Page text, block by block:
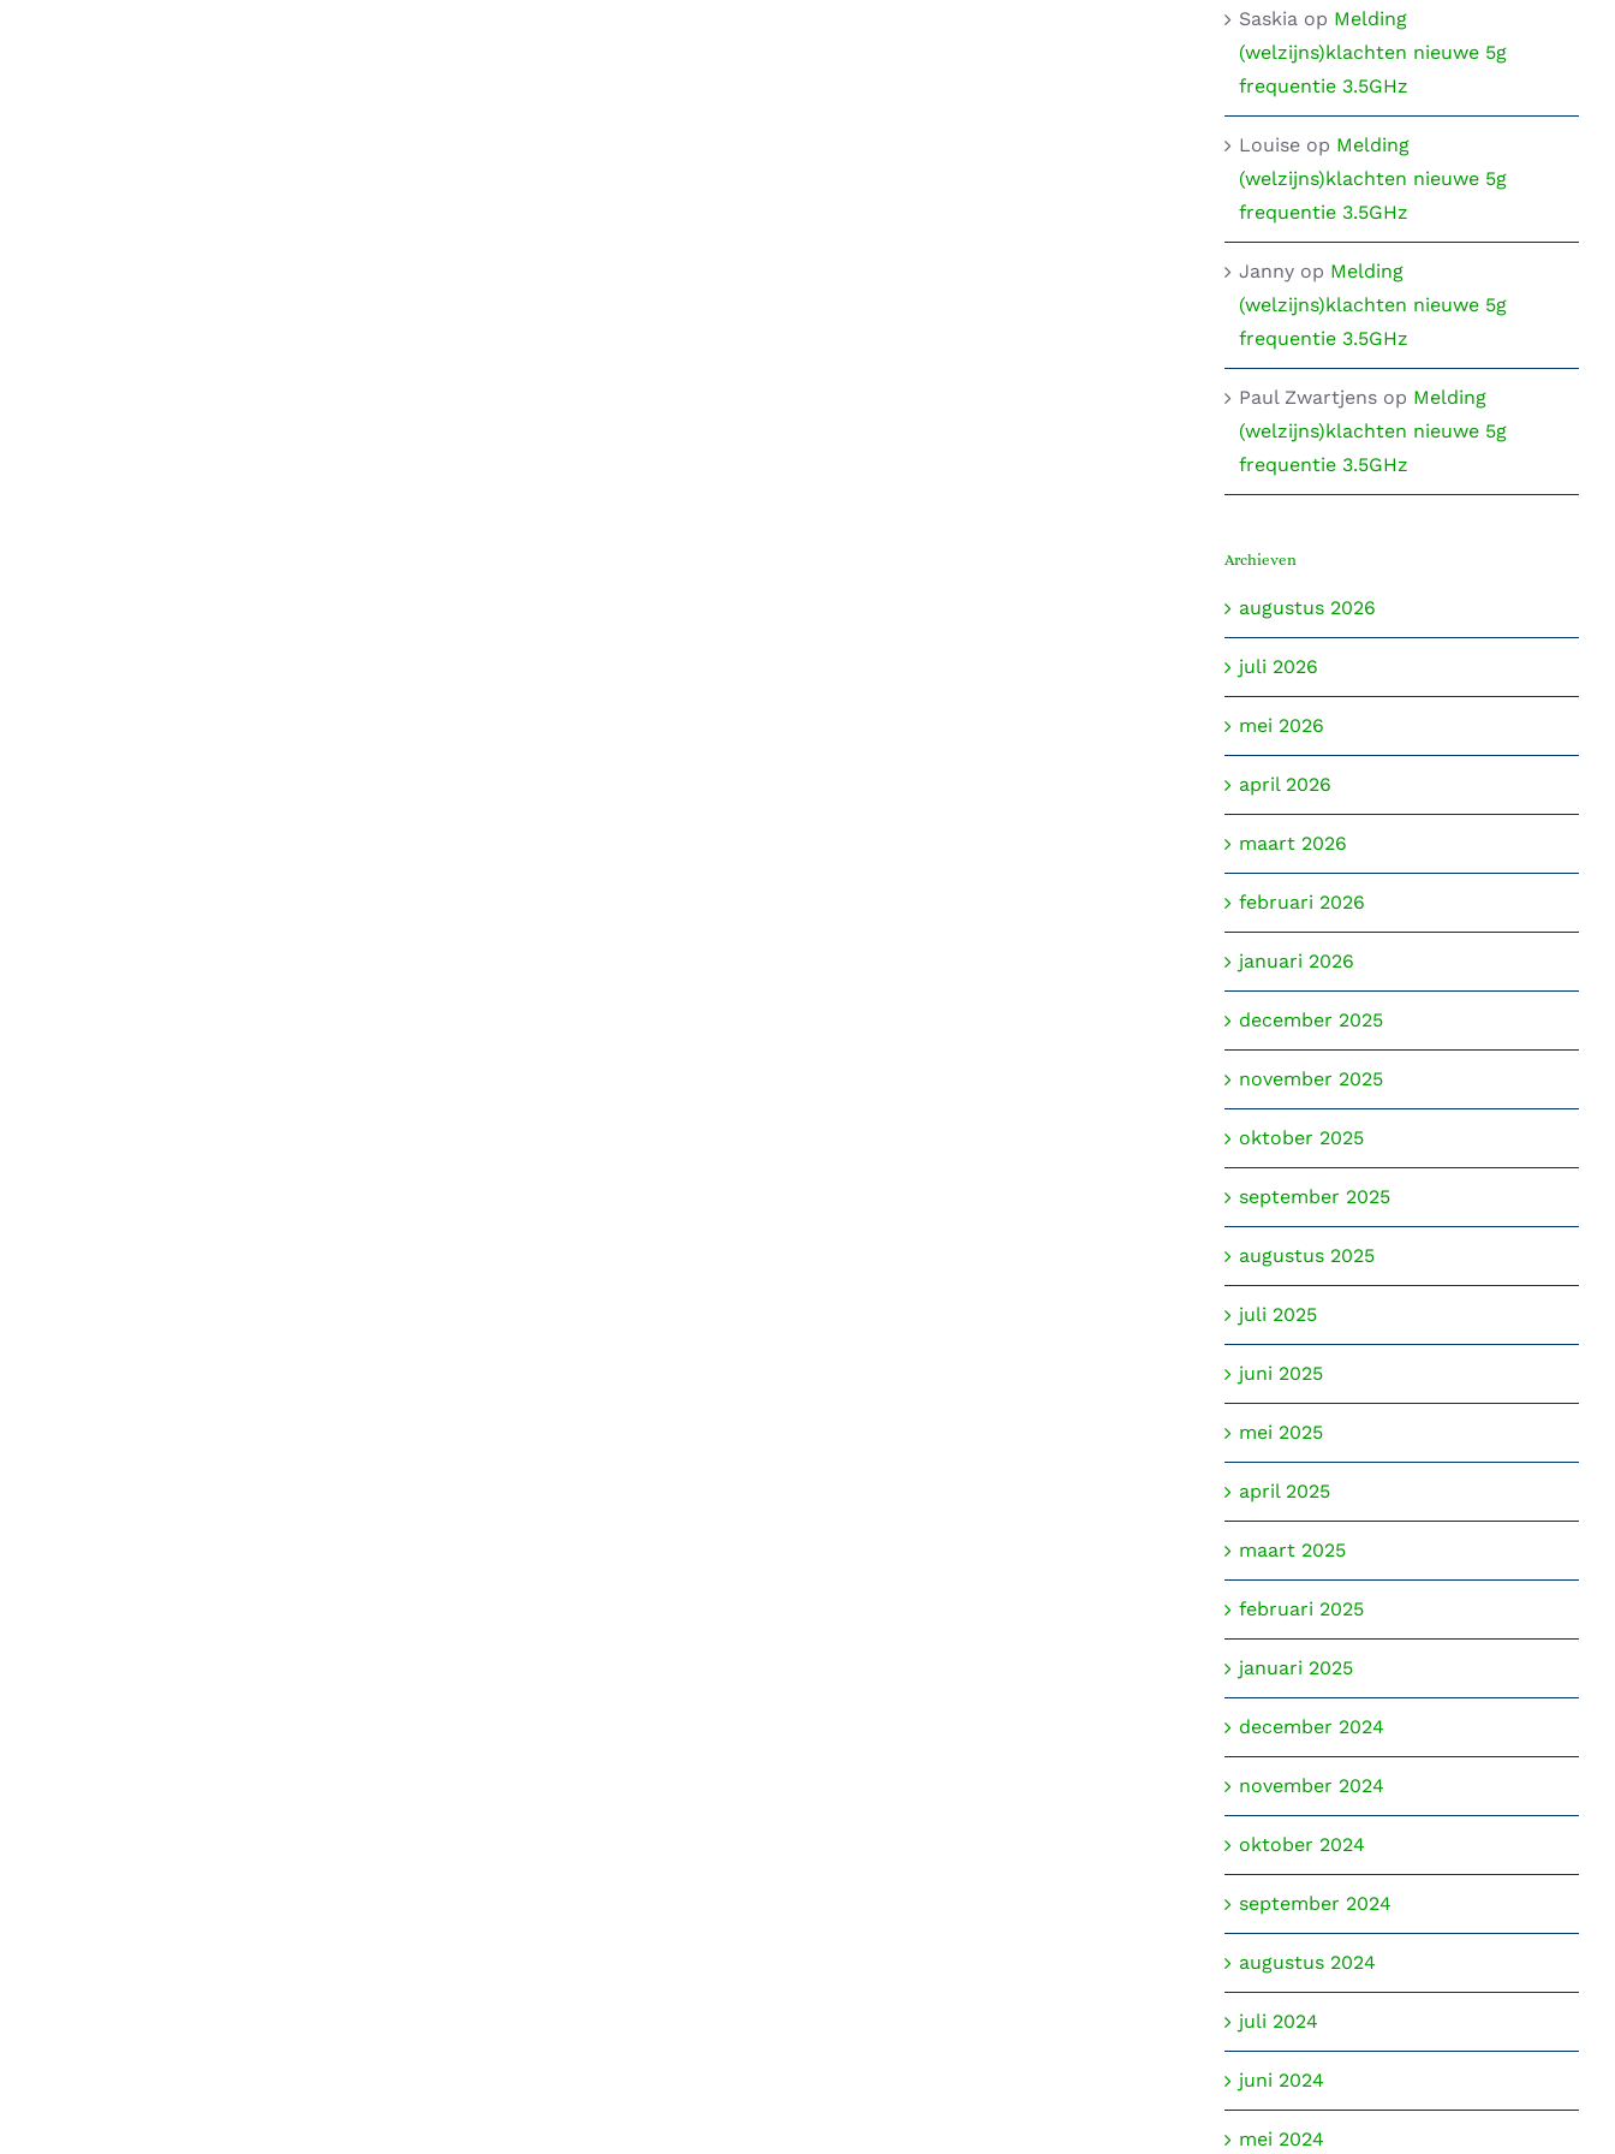
Saskiaop Melding
(welzijns)klachten nieuwe 5g
frequentie 3.5GHz
Louiseop Melding
(welzijns)klachten nieuwe 5g
frequentie 3.5GHz
Jannyop Melding
(welzijns)klachten nieuwe 5g
frequentie 3.5GHz
Paul Zwartjensop Melding
(welzijns)klachten nieuwe 5g
frequentie 3.5GHz
Archieven
augustus 2026
juli 2026
mei 2026
april 2026
maart 2026
februari 2026
januari 2026
december 2025
november 2025
oktober 2025
september 2025
augustus 2025
juli 2025
juni 2025
mei 2025
april 2025
maart 2025
februari 2025
januari 2025
december 2024
november 2024
oktober 2024
september 2024
augustus 2024
juli 2024
juni 2024
mei 2024